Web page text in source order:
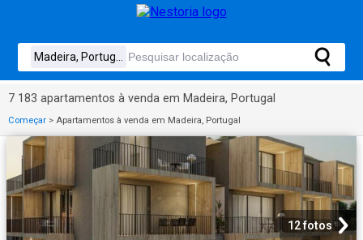
7 183 apartamentos à venda em Madeira, Portugal
Começar > Apartamentos à venda em Madeira, Portugal
12 fotos